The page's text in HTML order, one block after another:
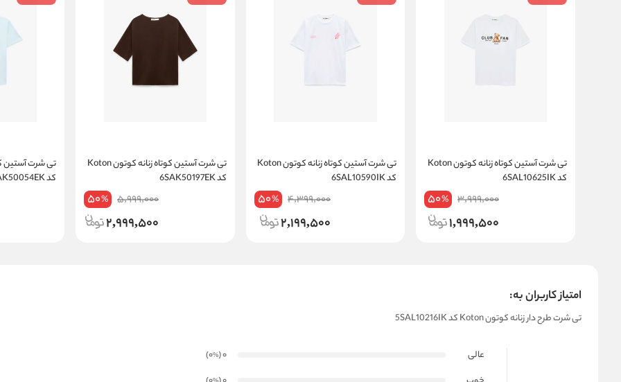
تی شرت آستین کوتاه زنانه کوتون Koton
کد 6SAL10625IK
3,999,000
50%
1,999,500
تی شرت آستین کوتاه زنانه کوتون Koton
کد 6SAL10590IK
4,399,000
50%
2,199,500
تی شرت آستین کوتاه زنانه کوتون Koton
کد 6SAK50197EK
5,999,000
50%
2,999,500
کد 6SAK50054EK
امتیاز کاربران به:
تی شرت طرح دار زنانه کوتون Koton کد 5SAL10216IK
عالی 0
(0
%
)